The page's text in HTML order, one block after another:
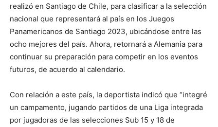
realizó en Santiago de Chile, para clasificar a la selección
nacional que representará al país en los Juegos
Panamericanos de Santiago 2023, ubicándose entre las
ocho mejores del país. Ahora, retornará a Alemania para
continuar su preparación para competir en los eventos
futuros, de acuerdo al calendario.
Con relación a este país, la deportista indicó que “integré
un campamento, jugando partidos de una Liga integrada
por jugadoras de las selecciones Sub 15 y 18 de